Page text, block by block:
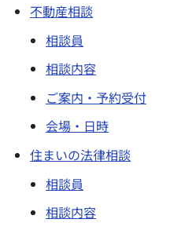
不動産相談
相談員
相談内容
ご案内・予約受付
会場・日時
住まいの法律相談
相談員
相談内容